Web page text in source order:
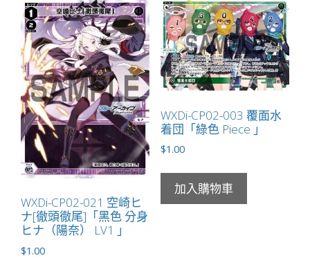
會
LV2
」
數
量
WXDi-CP02-021 空崎ヒ
ナ[徹頭徹尾]「黑色 分身
ヒナ（陽奈） LV1 」
$1.00
WXDi-CP02-003 覆面水
着団「綠色 Piece 」
$1.00
加入購物車